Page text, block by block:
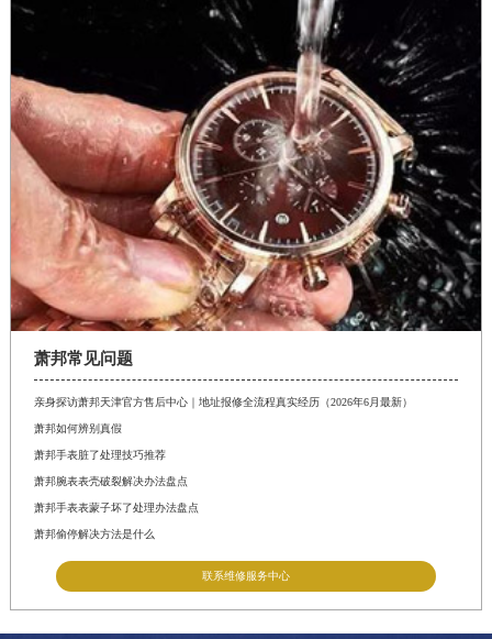
萧邦常见问题
亲身探访萧邦天津官方售后中心｜地址报修全流程真实经历（2026年6月最新）
萧邦如何辨别真假
萧邦手表脏了处理技巧推荐
萧邦腕表表壳破裂解决办法盘点
萧邦手表表蒙子坏了处理办法盘点
萧邦偷停解决方法是什么
联系维修服务中心